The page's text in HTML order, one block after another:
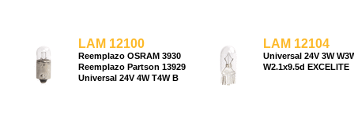
LAM 12100
Reemplazo OSRAM 3930
Reemplazo Partson 13929
Universal 24V 4W T4W B
LAM 12104
Universal 24V 3W
W2.1x9.5d EXCELITE